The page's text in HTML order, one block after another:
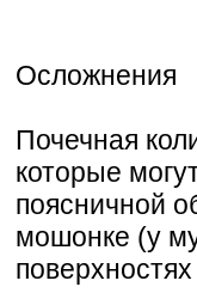
Осложнения
Почечная
которые
поясничной
мошонке (у